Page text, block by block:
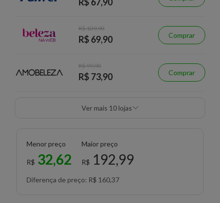
R$ 67,90
R$ 109,90
R$ 69,90 Comprar
R$ 99,90
R$ 73,90 Comprar
Ver mais 10 lojas
Menor preço
R$ 32,62
Maior preço
R$ 192,99
Diferença de preço: R$ 160,37